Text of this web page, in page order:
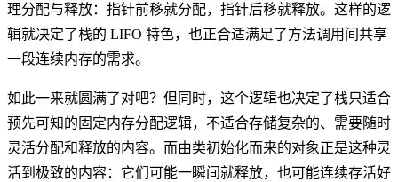
理分配与释放：指针前移就分配，指针后移就释放。这样的逻
辑就决定了栈的 LIFO 特色，也正合适满足了方法调用间共享
一段连续内存的需求。
如此一来就圆满了对吧？但同时，这个逻辑也决定了栈只适合
预先可知的固定内存分配逻辑，不适合存储复杂的、需要随时
灵活分配和释放的内容。而由类初始化而来的对象正是这种灵
活到极致的内容：它们可能一瞬间就释放，也可能连续存活好